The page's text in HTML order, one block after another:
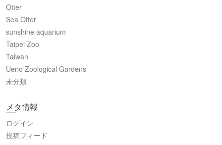
Otter
Sea Otter
sunshine aquarium
Taipei Zoo
Taiwan
Ueno Zoological Gardens
未分類
メタ情報
ログイン
投稿フィード